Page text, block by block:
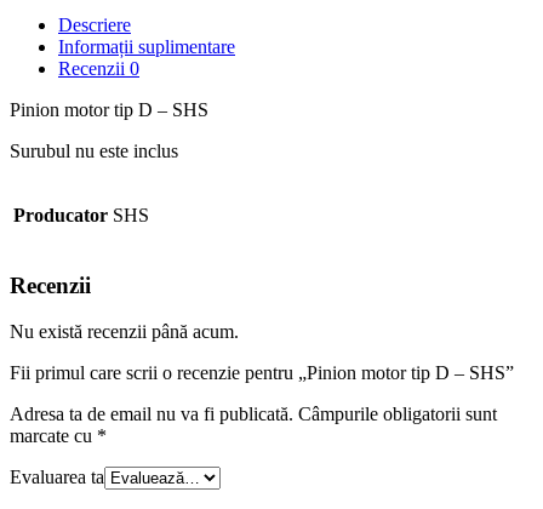
Descriere
Informații suplimentare
Recenzii 0
Pinion motor tip D – SHS
Surubul nu este inclus
Producator SHS
Recenzii
Nu există recenzii până acum.
Fii primul care scrii o recenzie pentru „Pinion motor tip D – SHS”
Adresa ta de email nu va fi publicată. Câmpurile obligatorii sunt
marcate cu *
Evaluarea ta